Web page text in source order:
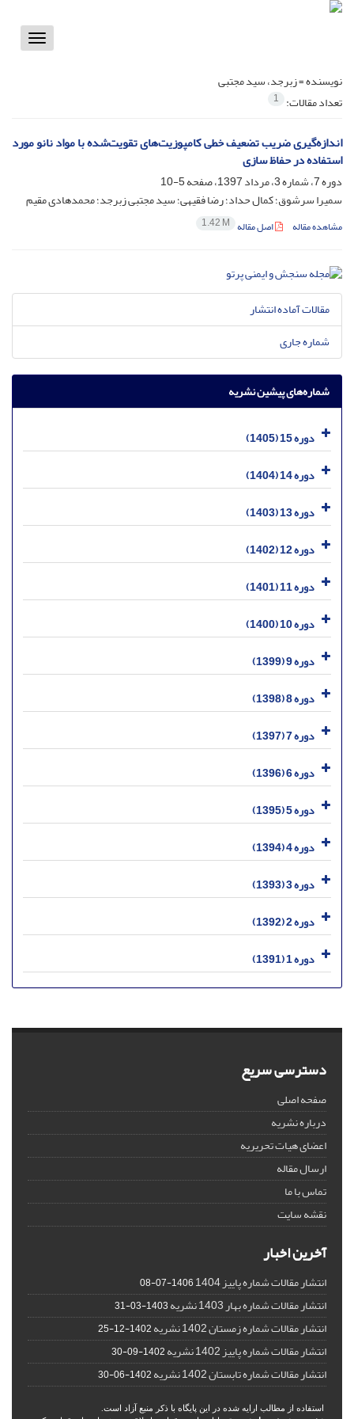
Toggle
نویسنده =زبرجد، سید مجتبی
تعداد مقالات: 1
اندازه‌گیری ضریب تضعیف خطی کامپوزیت‌های تقویت‌شده با مواد نانو مورد
استفاده در حفاظ سازی
دوره 7، شماره 3، مرداد 1397، صفحه
5-10
سمیرا سرشوق؛ کمال حداد؛ رضا فقیهی؛ سید مجتبی زبرجد؛ محمدهادی مقیم
مشاهده مقاله اصل مقاله 1.42 M
مقالات آماده انتشار
شماره جاری
شماره‌های پیشین نشریه
دوره 15 (1405)
دوره 14 (1404)
دوره 13 (1403)
دوره 12 (1402)
دوره 11 (1401)
دوره 10 (1400)
دوره 9 (1399)
دوره 8 (1398)
دوره 7 (1397)
دوره 6 (1396)
دوره 5 (1395)
دوره 4 (1394)
دوره 3 (1393)
دوره 2 (1392)
دوره 1 (1391)
دسترسی سریع
صفحه اصلی
درباره نشریه
اعضای هیات تحریریه
ارسال مقاله
تماس با ما
نقشه سایت
آخرین اخبار
انتشار مقالات شماره پاییز 1404 1406-07-08
انتشار مقالات شماره بهار 1403 نشریه 1403-03-31
انتشار مقالات شماره زمستان 1402 نشریه 1402-12-25
انتشار مقالات شماره پاییز 1402 نشریه 1402-09-30
انتشار مقالات شماره تابستان 1402 نشریه 1402-06-30
استفاده از مطالب ارایه شده در این پایگاه با ذکر منبع آزاد است.